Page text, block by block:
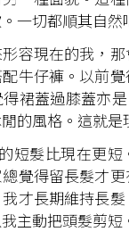
一切都順其自然
容現在的我，那
牛仔褲。以前
裙蓋過膝蓋亦
的風格。這就是
短髮比現在更
覺得留長髮才
才長期維持長髮
主動把頭髮剪短